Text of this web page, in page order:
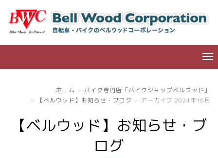
ホーム
バイク専門店「バイクショップベルウッド」
【ベルウッド】お知らせ・ブログ
アーカイブ 2024年10月
【ベルウッド】お知らせ・ブ
ログ